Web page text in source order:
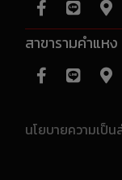
สาขารามคำแหง
นโยบายความเป็น